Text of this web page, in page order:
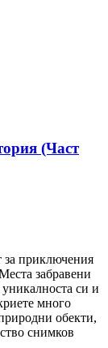
(Част
за приключения
забравени
си и
много
обекти,
снимков